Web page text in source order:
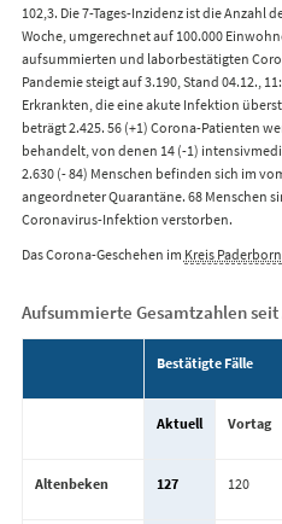
102,3. Die 7-Tages-Inzidenz ist die
Woche, umgerechnet auf 100.000
aufsummierten und laborbestätigten
Pandemie steigt auf 3.190, Stand 04.12.,
Erkrankten, die eine akute Infektion
beträgt 2.425. 56 (+1) Corona-Patienten
behandelt, von denen 14 (-1)
2.630 (- 84) Menschen befinden sich im
angeordneter Quarantäne. 68 Menschen
Coronavirus-Infektion verstorben.
Das Corona-Geschehen im Kreis Paderborn
Aufsummierte Gesamtzahlen
Bestätigte Fälle
Aktuell Vortag
Altenbeken 127 120